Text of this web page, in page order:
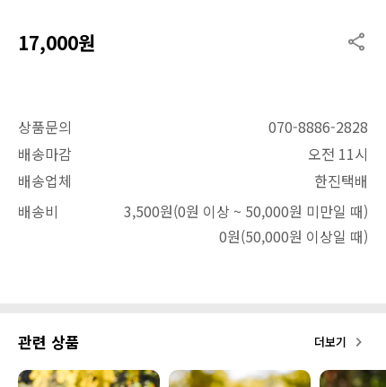
17,000원
상품문의
070-8886-2828
배송마감
오전 11시
배송업체
한진택배
배송비
3,500원(0원 이상 ~ 50,000원 미만일 때)
0원(50,000원 이상일 때)
관련 상품 더보기